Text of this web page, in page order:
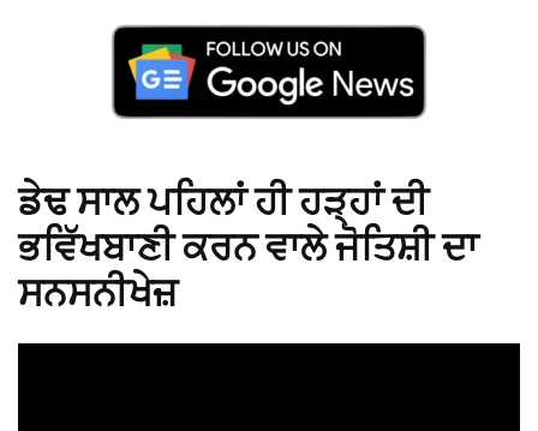
ਡੇਢ ਸਾਲ ਪਹਿਲਾਂ ਹੀ ਹੜ੍ਹਾਂ ਦੀ
ਭਵਿੱਖਬਾਣੀ ਕਰਨ ਵਾਲੇ ਜੋਤਿਸ਼ੀ ਦਾ
ਸਨਸਨੀਖੇਜ਼